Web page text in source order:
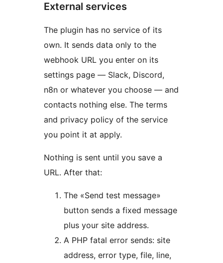
External services
The plugin has no service of its
own. It sends data only to the
webhook URL you enter on its
settings page — Slack, Discord,
n8n or whatever you choose — and
contacts nothing else. The terms
and privacy policy of the service
you point it at apply.
Nothing is sent until you save a
URL. After that:
The «Send test message»
button sends a fixed message
plus your site address.
A PHP fatal error sends: site
address, error type, file, line,